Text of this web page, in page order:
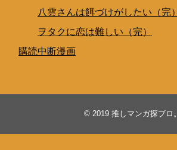
八雲さんは餌づけがしたい（完）
ヲタクに恋は難しい（完）
購読中断漫画
© 2019 推しマンガ探ブロ。